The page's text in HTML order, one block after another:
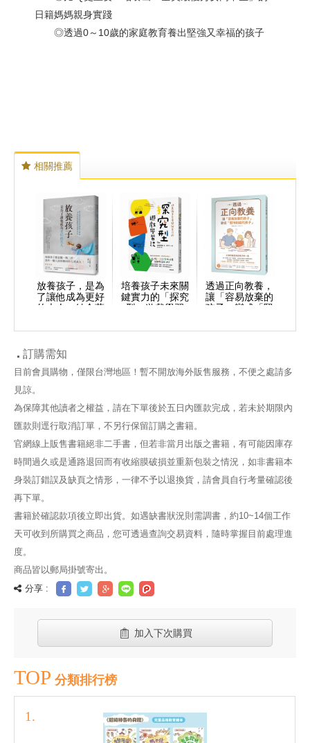
日籍媽媽親身實踐
◎透過0～10歲的家庭教育養出堅強又幸福的孩子
相關推薦
放養孩子，是為
了讓他成為更好
的大人：結合蒙
心理學，日本92
兒法
培養孩子未來關
鍵實力的「探究
型」遊戲學習
增！原來學習這
透過正向教養，
讓「容易放棄的
孩子」變成「堅
訂購需知
目前會員購物，僅限台灣地區！暫不開放海外販售服務，不便之處請多
見諒。
為保障其他讀者之權益，請在下單後於五日內匯款完成，若未於期限內
匯款則逕行取消訂單，不另行保留訂購之書籍。
官網線上販售書籍絕非二手書，但若非當月出版之書籍，有可能因庫存
時間過久或是通路退回而有收縮膜破損並重新包裝之情況，如非書籍本
身裝訂錯誤及缺頁之情形，一律不予以退換貨，請會員自行考量確認後
再下單。
書籍於確認款項後立即出貨。如遇缺書狀況則需調書，約10~14個工作
天可收到所購買之商品，您可透過查詢交易資料，隨時掌握目前處理進
度。
商品皆以郵局掛號寄出。
分享 :
加入下次購買
TOP 分類排行榜